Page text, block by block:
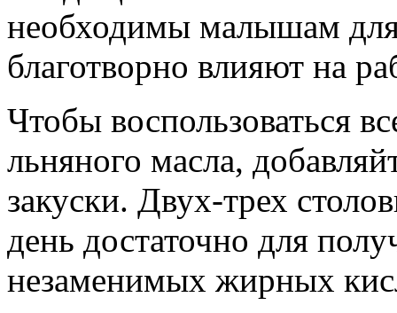
необходимы малышам
благотворно влияют на
Чтобы воспользоваться
льняного масла,
закуски. Двух-трех
день достаточно для
незаменимых жирных